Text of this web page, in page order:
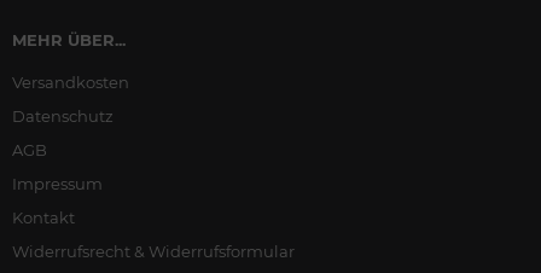
MEHR ÜBER...
Versandkosten
Datenschutz
AGB
Impressum
Kontakt
Widerrufsrecht & Widerrufsformular